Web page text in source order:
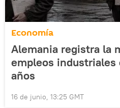
Economía
Alemania registra la
empleos
años
16 de junio, 13:25 GMT